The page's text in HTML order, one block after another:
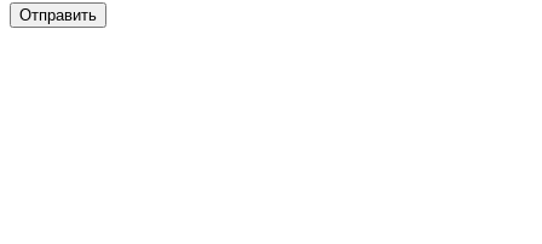
Отправить